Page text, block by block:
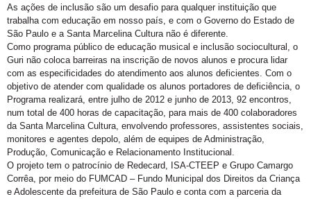
As ações de inclusão são um desafio para qualquer instituição que
trabalha com educação em nosso país, e com o Governo do Estado de
São Paulo e a Santa Marcelina Cultura não é diferente.
Como programa público de educação musical e inclusão sociocultural, o
Guri não coloca barreiras na inscrição de novos alunos e procura lidar
com as especificidades do atendimento aos alunos deficientes. Com o
objetivo de atender com qualidade os alunos portadores de deficiência, o
Programa realizará, entre julho de 2012 e junho de 2013, 92 encontros,
num total de 400 horas de capacitação, para mais de 400 colaboradores
da Santa Marcelina Cultura, envolvendo professores, assistentes sociais,
monitores e agentes depolo, além de equipes de Administração,
Produção, Comunicação e Relacionamento Institucional.
O projeto tem o patrocínio de Redecard, ISA-CTEEP e Grupo Camargo
Corrêa, por meio do FUMCAD – Fundo Municipal dos Direitos da Criança
e Adolescente da prefeitura de São Paulo e conta com a parceria da